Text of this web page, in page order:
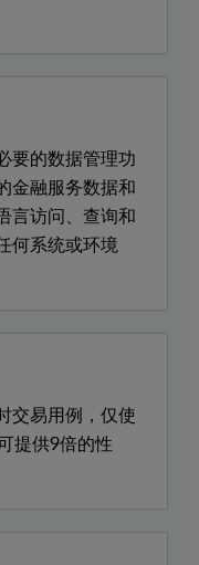
要的数据管理功
金融服务数据和
言访问、查询和
何系统或环境
交易用例，仅使
提供9倍的性